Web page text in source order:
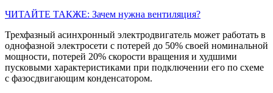
ЧИТАЙТЕ ТАКЖЕ: Зачем нужна вентиляция?
Трехфазный асинхронный электродвигатель может работать в
однофазной электросети с потерей до 50% своей номинальной
мощности, потерей 20% скорости вращения и худшими
пусковыми характеристиками при подключении его по схеме
с фазосдвигающим конденсатором.